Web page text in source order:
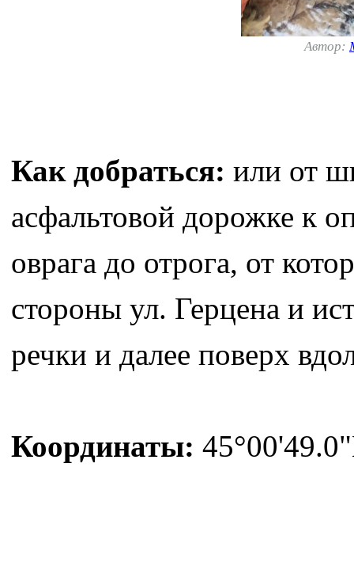
Автор:
Как добраться: или от
асфальтовой дорожке к
оврага до отрога, от
стороны ул. Герцена и
речки и далее поверх
Координаты: